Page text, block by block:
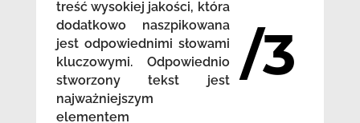
treść wysokiej jakości, która
dodatkowo naszpikowana
jest odpowiednimi słowami
kluczowymi. Odpowiednio
stworzony tekst jest
najważniejszym
elementem
/3